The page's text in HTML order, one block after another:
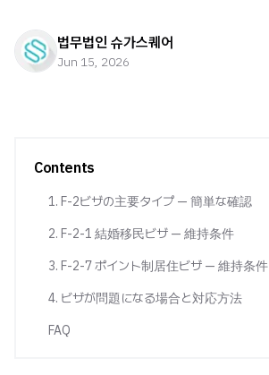
법무법인 슈가스퀘어
Jun 15, 2026
Contents
1. F-2ビザの主要タイプ — 簡単な確認
2. F-2-1 結婚移民ビザ — 維持条件
3. F-2-7 ポイント制居住ビザ — 維持条件
4. ビザが問題になる場合と対応方法
FAQ